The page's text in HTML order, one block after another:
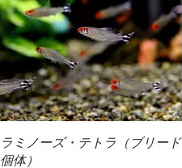
クイックビュー
ラミノーズ・テトラ（ブリード
個体）